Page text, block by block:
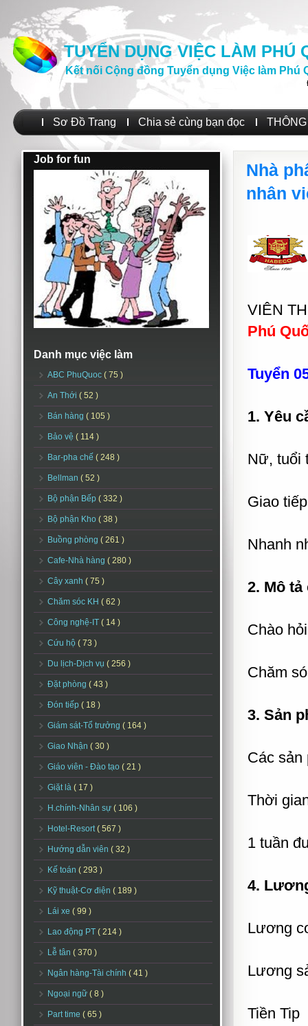
TUYỂN DỤNG VIỆC LÀM PHÚ
Kết nối Cộng đồng Tuyển dụng Việc làm Phú
Sơ Đồ Trang Chia sẻ cùng bạn đọc
Job for fun
Danh mục việc làm
ABC PhuQuoc ( 75 )
An Thới ( 52 )
Bán hàng ( 105 )
Bảo vệ ( 114 )
Bar-pha chế ( 248 )
Bellman ( 52 )
Bộ phận Bếp ( 332 )
Bộ phận Kho ( 38 )
Buồng phòng ( 261 )
Cafe-Nhà hàng ( 280 )
Cây xanh ( 75 )
Chăm sóc KH ( 62 )
Công nghệ-IT ( 14 )
Cứu hộ ( 73 )
Du lịch-Dịch vụ ( 256 )
Đặt phòng ( 43 )
Đón tiếp ( 18 )
Giám sát-Tổ trưởng ( 164 )
Giao Nhận ( 30 )
Giáo viên - Đào tạo ( 21 )
Giặt là ( 17 )
H.chính-Nhân sự ( 106 )
Hotel-Resort( 567 )
Hướng dẫn viên ( 32 )
Kế toán ( 293 )
Kỹ thuật-Cơ điện ( 189 )
Lái xe ( 99 )
Lao động PT ( 214 )
Lễ tân ( 370 )
Ngân hàng-Tài chính ( 41 )
Ngoại ngữ ( 8 )
Part time ( 65 )
Nhà
nhân
VIÊN
Phú
Tuyển
1. Yêu
Nữ, tuổi
Giao
Nhanh
2. Mô
Chào
Chăm
3. Sản
Các sản
Thời
1 tuần
4.
Lương
Lương
Tiền Tip